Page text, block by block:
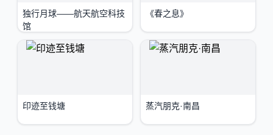
独行月球——航天航空科技
馆
《春之息》
印迹至钱塘 蒸汽朋克·南昌